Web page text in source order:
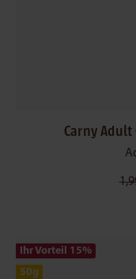
Carny
Ihr Vorteil 15%
50g